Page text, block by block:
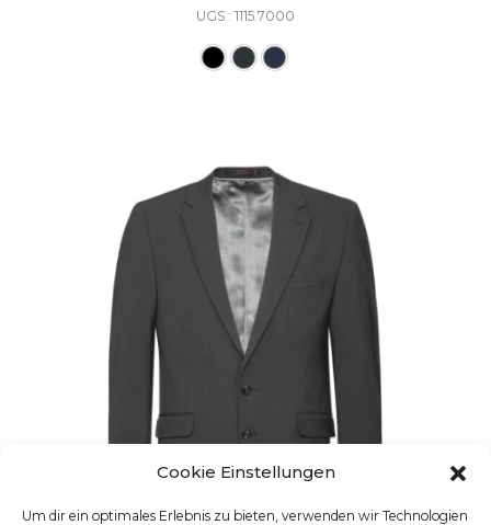
Cookie Einstellungen
Um dir ein optimales Erlebnis zu bieten, verwenden wir Technologien
UGS : 1115.7000